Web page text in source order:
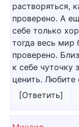
растворяться,
проверено. А
себе только
тогда весь мир
проверено.
к себе чуточку
ценить. Любите
[Ответить]